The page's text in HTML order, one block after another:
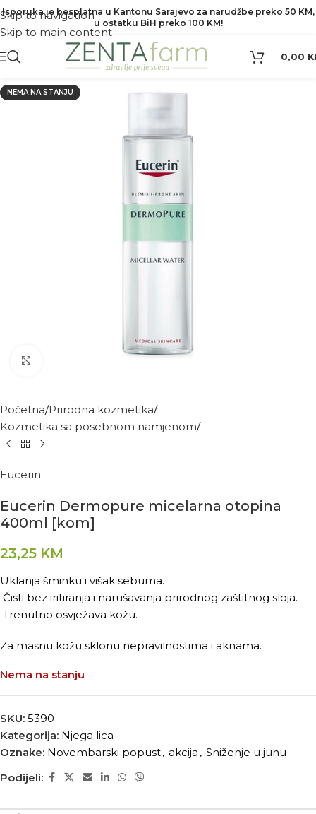
Skip to navigation
Skip to main content
Isporuka je besplatna u Kantonu Sarajevo za narudžbe preko 50 KM,
u ostatku BiH preko 100 KM!
0,00
NEMA NA STANJU
Početna Prirodna kozmetika
Kozmetika sa posebnom namjenom
Eucerin
Eucerin Dermopure micelarna otopina
400ml [kom]
23,25 KM
Uklanja šminku i višak sebuma.
Čisti bez iritiranja i narušavanja prirodnog zaštitnog sloja.
Trenutno osvježava kožu.
Za masnu kožu sklonu nepravilnostima i aknama.
Nema na stanju
SKU: 5390
Kategorija: Njega lica
Oznake: Novembarski popust, akcija , Sniženje u junu
Podijeli: